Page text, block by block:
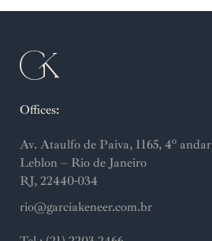
Offices:
Av. Ataulfo de Paiva, 1165, 4º andar
Leblon – Rio de Janeiro
RJ, 22440-034
rio@garciakeneer.com.br